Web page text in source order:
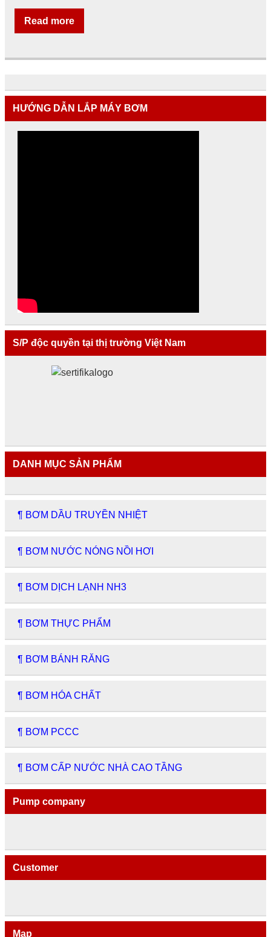
c
e
b
o
k
tt
er
Read more
HƯỚNG DẪN LẮP MÁY BƠM
S/P độc quyền tại thị trường Việt Nam
DANH MỤC SẢN PHẨM
¶ BƠM DẦU TRUYỀN NHIỆT
¶ BƠM NƯỚC NÓNG NỒI HƠI
¶ BƠM DỊCH LẠNH NH3
¶ BƠM THỰC PHẨM
¶ BƠM BÁNH RĂNG
¶ BƠM HÓA CHẤT
¶ BƠM PCCC
¶ BƠM CẤP NƯỚC NHÀ CAO TẦNG
Pump company
Customer
Map